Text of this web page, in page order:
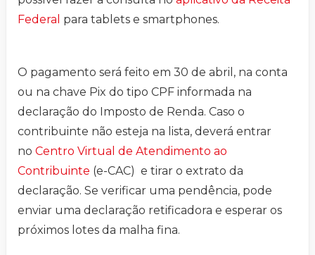
Federal para tablets e smartphones.
O pagamento será feito em 30 de abril, na conta
ou na chave Pix do tipo CPF informada na
declaração do Imposto de Renda. Caso o
contribuinte não esteja na lista, deverá entrar
no Centro Virtual de Atendimento ao
Contribuinte (e-CAC) e tirar o extrato da
declaração. Se verificar uma pendência, pode
enviar uma declaração retificadora e esperar os
próximos lotes da malha fina.